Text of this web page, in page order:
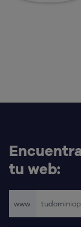
tu web:
www.